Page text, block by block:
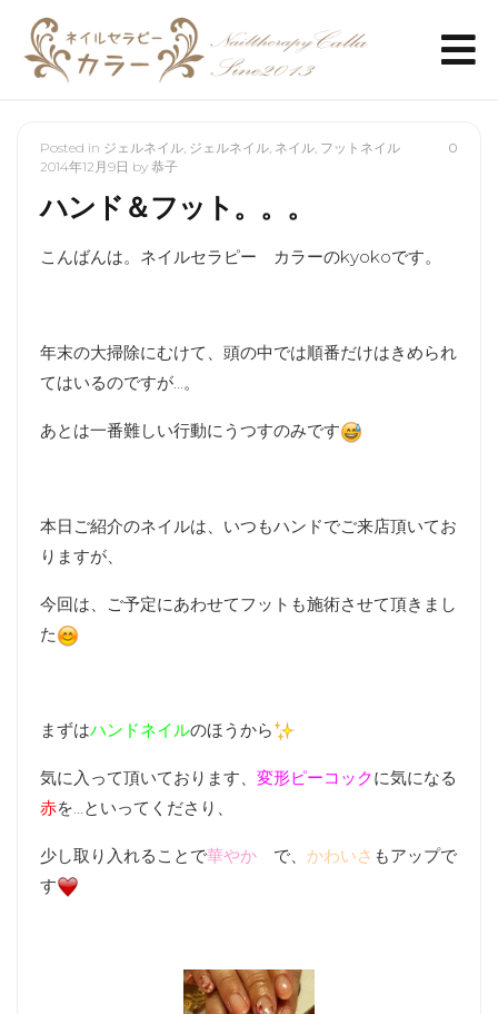
0
Posted in ジェルネイル ジェルネイル ネイル フットネイル
2014年12月9日 by 恭子
ハンド＆フット。。。
こんばんは。ネイルセラピー カラーのkyokoです。
年末の大掃除にむけて、頭の中では順番だけはきめられ
てはいるのですが…。
あとは一番難しい行動にうつすのみです
本日ご紹介のネイルは、いつもハンドでご来店頂いてお
りますが、
今回は、ご予定にあわせてフットも施術させて頂きまし
た
まずはハンドネイルのほうから
気に入って頂いております、 変形ピーコックに気になる
赤を…といってくださり、
少し取り入れることで華やか で、 かわいさ もアップで
す